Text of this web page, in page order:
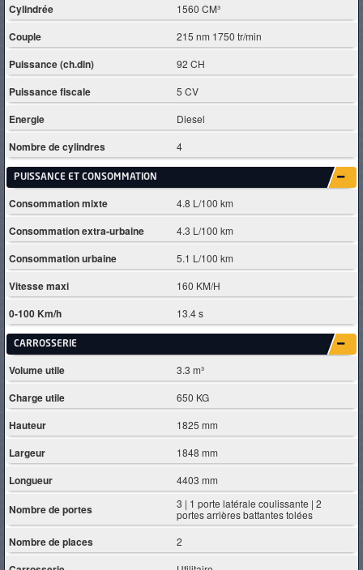
Cylindrée 1560 CM³
Couple 215 nm 1750 tr/min
Puissance (ch.din) 92 CH
Puissance fiscale 5 CV
Energie Diesel
Nombre de cylindres 4
PUISSANCE ET CONSOMMATION
Consommation mixte 4.8 L/100 km
Consommation extra-urbaine 4.3 L/100 km
Consommation urbaine 5.1 L/100 km
Vitesse maxi 160 KM/H
0-100 Km/h 13.4 s
CARROSSERIE
Volume utile 3.3 m³
Charge utile 650 KG
Hauteur 1825 mm
Largeur 1848 mm
Longueur 4403 mm
Nombre de portes
3 | 1 porte latérale coulissante | 2
portes arrières battantes tolées
Nombre de places 2